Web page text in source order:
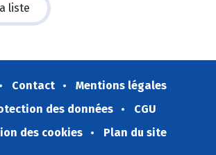
liste
Contact
Mentions légales
des données
CGU
des cookies
Plan du site